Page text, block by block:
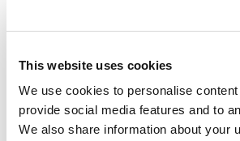
This website uses cookies
We use cookies to personalise
provide social media features and to
We also share information about your
Поділитись:
Топ-5 статей